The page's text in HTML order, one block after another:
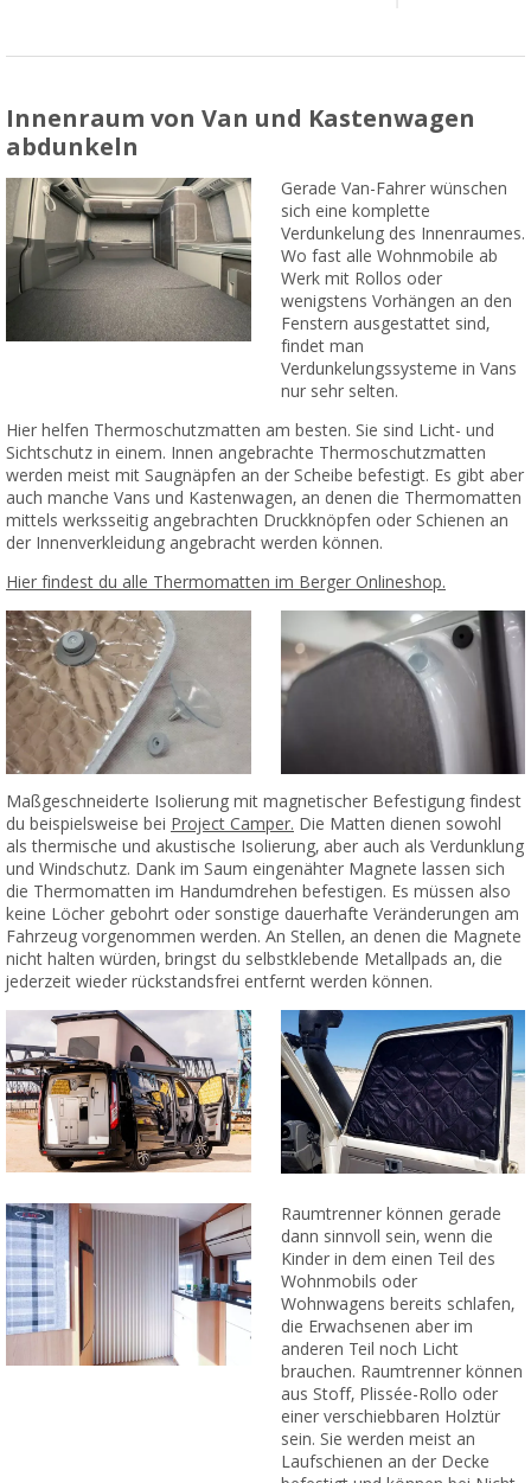
Innenraum von Van und Kastenwagen
abdunkeln
Gerade Van-Fahrer wünschen
sich eine komplette
Verdunkelung des Innenraumes.
Wo fast alle Wohnmobile ab
Werk mit Rollos oder
wenigstens Vorhängen an den
Fenstern ausgestattet sind,
findet man
Verdunkelungssysteme in Vans
nur sehr selten.
Hier helfen Thermoschutzmatten am besten. Sie sind Licht- und
Sichtschutz in einem. Innen angebrachte Thermoschutzmatten
werden meist mit Saugnäpfen an der Scheibe befestigt. Es gibt aber
auch manche Vans und Kastenwagen, an denen die Thermomatten
mittels werksseitig angebrachten Druckknöpfen oder Schienen an
der Innenverkleidung angebracht werden können.
Hier findest du alle Thermomatten im Berger Onlineshop.
Maßgeschneiderte Isolierung mit magnetischer Befestigung findest
du beispielsweise bei Project Camper. Die Matten dienen sowohl
als thermische und akustische Isolierung, aber auch als Verdunklung
und Windschutz. Dank im Saum eingenähter Magnete lassen sich
die Thermomatten im Handumdrehen befestigen. Es müssen also
keine Löcher gebohrt oder sonstige dauerhafte Veränderungen am
Fahrzeug vorgenommen werden. An Stellen, an denen die Magnete
nicht halten würden, bringst du selbstklebende Metallpads an, die
jederzeit wieder rückstandsfrei entfernt werden können.
Raumtrenner können gerade
dann sinnvoll sein, wenn die
Kinder in dem einen Teil des
Wohnmobils oder
Wohnwagens bereits schlafen,
die Erwachsenen aber im
anderen Teil noch Licht
brauchen. Raumtrenner können
aus Stoff, Plissée-Rollo oder
einer verschiebbaren Holztür
sein. Sie werden meist an
Laufschienen an der Decke